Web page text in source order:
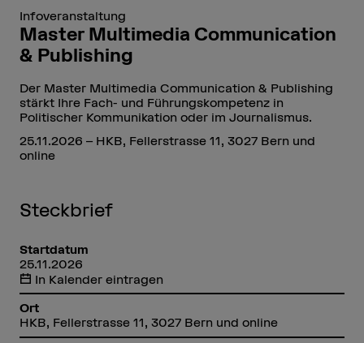
Infoveranstaltung
Master Multimedia Communication
& Publishing
Der Master Multimedia Communication & Publishing
stärkt Ihre Fach- und Führungskompetenz in
Politischer Kommunikation oder im Journalismus.
25.11.2026 – HKB, Fellerstrasse 11, 3027 Bern und
online
Steckbrief
Startdatum
25.11.2026
In Kalender eintragen
Ort
HKB, Fellerstrasse 11, 3027 Bern und online